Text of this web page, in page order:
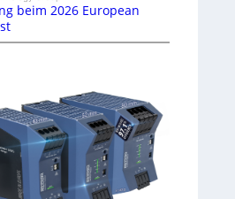
beim 2026 European